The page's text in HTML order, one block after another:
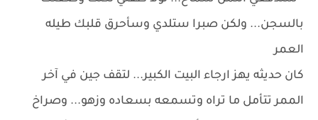
بالسجن... ولكن صبرا ستلدي وسأحرق قلبك طيله
العمر
كان حديثه يهز ارجاء البيت الكبير... لتقف جين في آخر
الممر تتأمل ما تراه وتسمعه بسعاده وزهو... وصراخ